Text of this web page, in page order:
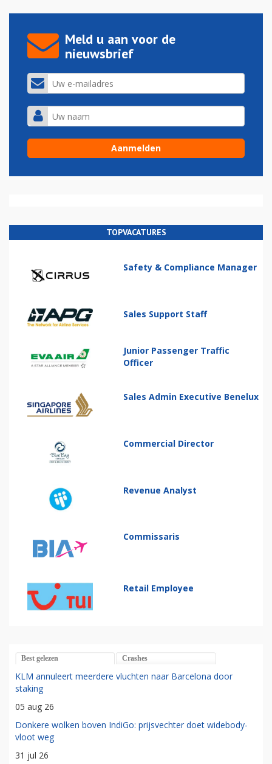
Meld u aan voor de
nieuwsbrief
TOPVACATURES
Safety & Compliance Manager
Sales Support Staff
Junior Passenger Traffic
Officer
Sales Admin Executive Benelux
Commercial Director
Revenue Analyst
Commissaris
Retail Employee
Best gelezen Crashes
KLM annuleert meerdere vluchten naar Barcelona door
staking
05 aug 26
Donkere wolken boven IndiGo: prijsvechter doet widebody-
vloot weg
31 jul 26